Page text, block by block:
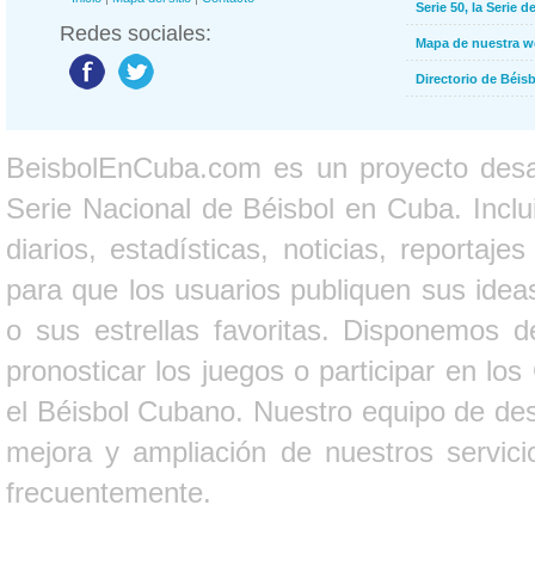
Redes sociales:
Serie 50, la Serie
Mapa de nuestra
Directorio de
BeisbolEnCuba.com es un proyecto
Serie Nacional de Béisbol en Cuba.
diarios, estadísticas, noticias,
para que los usuarios publiquen sus
o sus estrellas favoritas. Disponemos
pronosticar los juegos o participar en
el Béisbol Cubano. Nuestro equipo de
mejora y ampliación de nuestros
frecuentemente.